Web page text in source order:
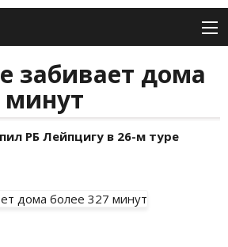
забивает дома
минут
РБ Лейпцигу в 26-м туре